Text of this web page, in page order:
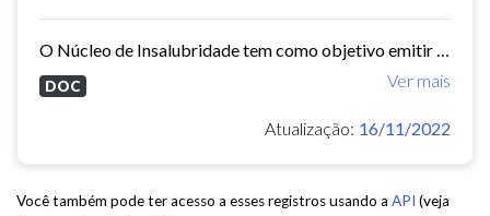
Ver mais
DOC
Atualização: 16/11/2022
Você também pode ter acesso a esses registros usando a API (veja